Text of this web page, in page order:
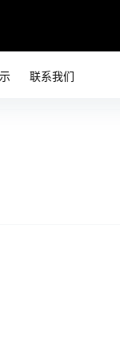
联系我们